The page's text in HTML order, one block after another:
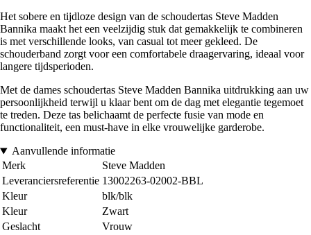
Het sobere en tijdloze design van de schoudertas Steve Madden
Bannika maakt het een veelzijdig stuk dat gemakkelijk te combineren
is met verschillende looks, van casual tot meer gekleed. De
schouderband zorgt voor een comfortabele draagervaring, ideaal voor
langere tijdsperioden.
Met de dames schoudertas Steve Madden Bannika uitdrukking aan uw
persoonlijkheid terwijl u klaar bent om de dag met elegantie tegemoet
te treden. Deze tas belichaamt de perfecte fusie van mode en
functionaliteit, een must-have in elke vrouwelijke garderobe.
Aanvullende informatie
Merk
Steve Madden
Leveranciersreferentie 13002263-02002-BBL
Kleur
blk/blk
Kleur
Zwart
Geslacht
Vrouw